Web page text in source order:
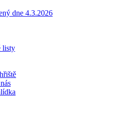
dne 4.3.2026
listy